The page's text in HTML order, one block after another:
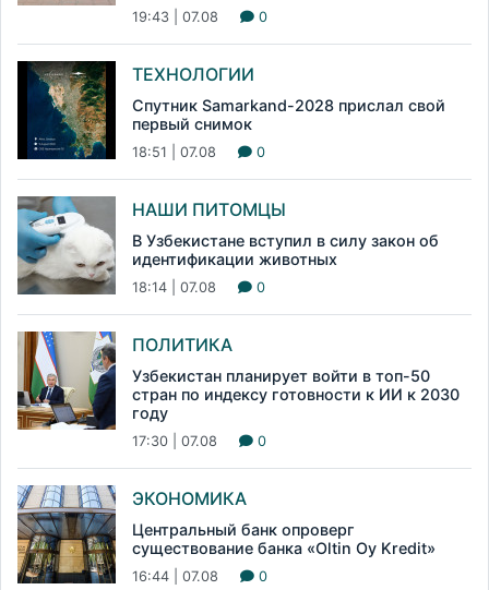
19:43 | 07.08 0
ТЕХНОЛОГИИ
Спутник Samarkand-2028 прислал свой
первый снимок
18:51 | 07.08 0
НАШИ ПИТОМЦЫ
В Узбекистане вступил в силу закон об
идентификации животных
18:14 | 07.08 0
ПОЛИТИКА
Узбекистан планирует войти в топ-50
стран по индексу готовности к ИИ к 2030
году
17:30 | 07.08 0
ЭКОНОМИКА
Центральный банк опроверг
существование банка «Oltin Oy Kredit»
16:44 | 07.08 0